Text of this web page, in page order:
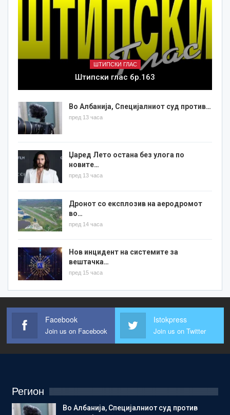
ШТИПСКИ ГЛАС
Штипски глас бр.163
Во Албанија, Специјалниот суд против…
пред 13 часа
Џаред Лето остана без улога по
новите…
пред 13 часа
Дронот со експлозив на аеродромот
во…
пред 14 часа
Нов инцидент на системите за
вештачка…
пред 15 часа
Facebook
Join us on Facebook
Istokpress
Join us on Twitter
Регион
Во Албанија, Специјалниот суд против